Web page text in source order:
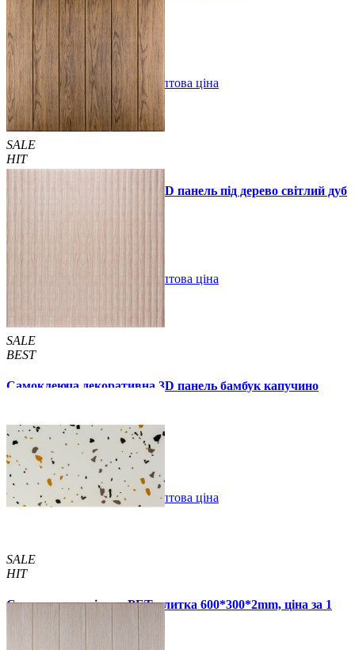
990 грн. 1390 грн.
Купити В закладки Оптова ціна
SALE
HIT
Самоклеюча декоративна 3D панель під дерево світлий дуб
Оптова ціна
SALE
BEST
Самоклеюча декоративна 3D панель бамбук капучино
129 грн. /шт 160 грн. /шт
Купити В закладки Оптова ціна
SALE
HIT
Самоклеюча стінова PET плитка 600*300*2mm, ціна за 1